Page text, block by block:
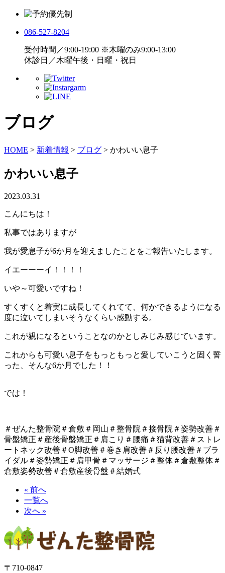
086-527-8204
受付時間／9:00-19:00 ※木曜のみ9:00-13:00
休診日／木曜午後・日曜・祝日
ブログ
HOME > 新着情報 > ブログ > かわいい息子
かわいい息子
2023.03.31
こんにちは！
私事ではありますが
我が愛息子が6か月を迎えましたことをご報告いたします。
イエーーーイ！！！！
いや～可愛いですね！
すくすくと着実に成長してくれてて、何かできるようになる
度に泣いてしまいそうなくらい感動する。
これが親になるということなのかとしみじみ感じています。
これからも可愛い息子をもっともっと愛していこうと固く誓
った、そんな6か月でした！！
では！
＃ぜんた整骨院＃倉敷＃岡山＃整骨院＃接骨院＃姿勢改善＃
骨盤矯正＃産後骨盤矯正＃肩こり＃腰痛＃猫背改善＃ストレ
ートネック改善＃O脚改善＃巻き肩改善＃反り腰改善＃ブラ
イダル＃姿勢矯正＃肩甲骨＃マッサージ＃整体＃倉敷整体＃
倉敷姿勢改善＃倉敷産後骨盤＃結婚式
« 前へ
一覧へ
次へ »
〒710-0847